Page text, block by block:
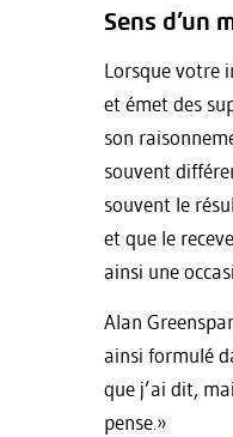
Sens d’un
Lorsque votre
et émet des
son
souvent
souvent le
et que le
ainsi une
Alan
ainsi formulé
que j’ai dit,
pense.»